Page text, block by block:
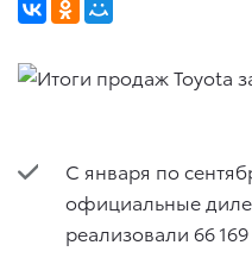
С января по
официальные
реализовали 66